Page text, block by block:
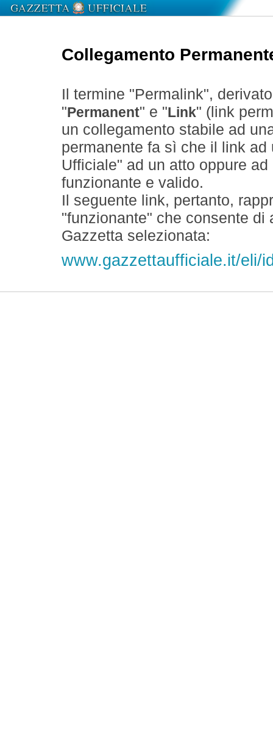
Collegamento
Il termine "Permalink",
" Permanent" e " Link" (link
un collegamento stabile ad
permanente fa sì che il link
Ufficiale" ad un atto oppure
funzionante e valido.
Il seguente link, pertanto,
"funzionante" che consente
Gazzetta selezionata:
www.gazzettaufficiale.it/eli/